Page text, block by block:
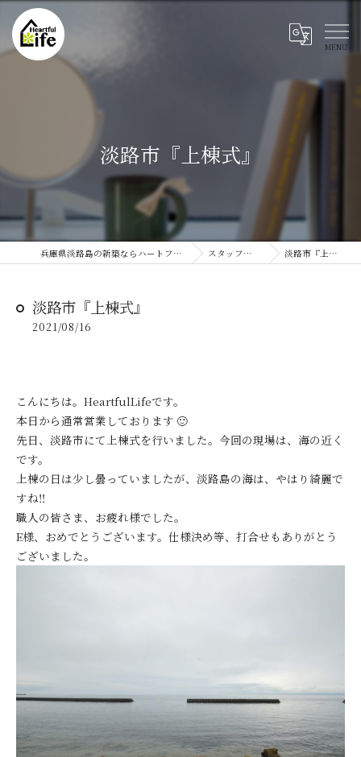
淡路市『上棟式』
兵庫県淡路島の新築ならハートフルライフ スタッフブログ 淡路市『上棟式』
淡路市『上棟式』
2021/08/16
こんにちは。HeartfulLifeです。
本日から通常営業しております 🙂
先日、淡路市にて上棟式を行いました。今回の現場は、海の近く
です。
上棟の日は少し曇っていましたが、淡路島の海は、やはり綺麗で
すね‼
職人の皆さま、お疲れ様でした。
E様、おめでとうございます。仕様決め等、打合せもありがとう
ございました。